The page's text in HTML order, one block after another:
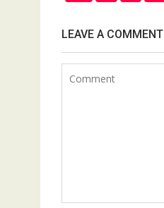
LEAVE A COMMENT